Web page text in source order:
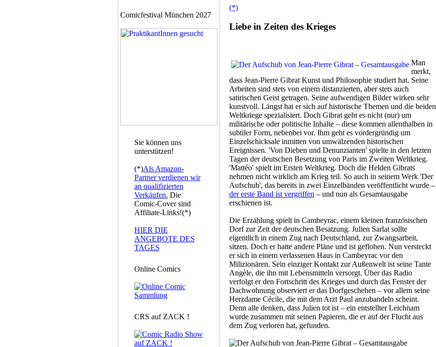
Comicfestival München 2027
Sie können uns
unterstützen!
(*)Als Amazon-
Partner verdienen wir
an qualifizierten
Verkäufen. Die
Comic-Cover sind
Affiliate-Links!(*)
HIER DIE
ANGEBOTE DES
TAGES
Online Comics
CRS auf ZACK !
(*)
Liebe in Zeiten des Krieges
Man
merkt,
dass Jean-Pierre Gibrat Kunst und Philosophie studiert hat. Seine
Arbeiten sind stets von einem distanzierten, aber stets auch
satirischen Geist getragen. Seine aufwendigen Bilder wirken sehr
kunstvoll. Längst hat er sich auf historische Themen und die beiden
Weltkriege spezialisiert. Doch Gibrat geht es nicht (nur) um
militärische oder politische Inhalte – diese kommen allenthalben in
subtiler Form, nebenbei vor. Ihm geht es vordergründig um
Einzelschicksale inmitten von umwälzenden historischen
Ereignissen. 'Von Dieben und Denunzianten' spielte in den letzten
Tagen der deutschen Besetzung von Paris im Zweiten Weltkrieg.
'Mattéo' spielt im Ersten Weltkrieg. Doch die Helden Gibrats
nehmen nicht wirklich am Krieg teil. So auch in seinem Werk 'Der
Aufschub', das bereits in zwei Einzelbänden veröffentlicht wurde –
der erste Band ist vergriffen– und nun als Gesamtausgabe
erschienen ist.
Die Erzählung spielt in Cambeyrac, einem kleinen französischen
Dorf zur Zeit der deutschen Besatzung. Julien Sarlat sollte
eigentlich in einem Zug nach Deutschland, zur Zwangsarbeit,
sitzen. Doch er hatte andere Pläne und ist geflohen. Nun versteckt
er sich in einem verlassenen Haus in Cambeyrac vor den
Milizionären. Sein einziger Kontakt zur Außenwelt ist seine Tante
Angèle, die ihn mit Lebensmitteln versorgt. Über das Radio
verfolgt er den Fortschritt des Krieges und durch das Fenster der
Dachwohnung observiert er das Dorfgeschehen – vor allem seine
Herzdame Cécile, die mit dem Arzt Paul anzubandeln scheint.
Denn alle denken, dass Julien tot ist – ein entstellter Leichnam
wurde zusammen mit seinen Papieren, die er auf der Flucht aus
dem Zug verloren hat, gefunden.